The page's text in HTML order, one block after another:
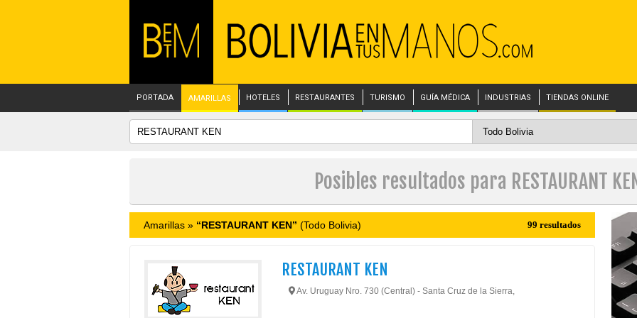
PORTADA AMARILLAS HOTELES RESTAURANTES TURISMO GUÍA MÉDICA INDUSTRIAS TIENDAS ONLINE
Posibles resultados para RESTAURANT
Amarillas » “RESTAURANT KEN” (Todo Bolivia) 99 resultados
RESTAURANT KEN
Av. Uruguay Nro. 730 (Central) - Santa Cruz de la Sierra,